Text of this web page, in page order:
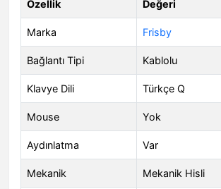
Özellik Değeri
Marka Frisby
Bağlantı Tipi Kablolu
Klavye Dili Türkçe Q
Mouse Yok
Aydınlatma Var
Mekanik Mekanik Hisli